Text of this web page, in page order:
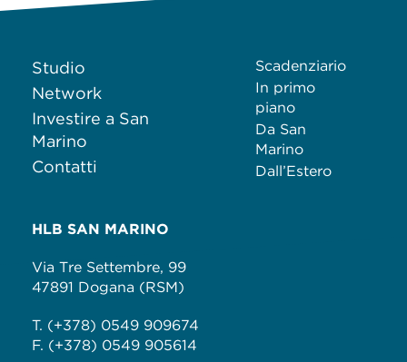
Studio
Network
Investire a San
Marino
Contatti
Scadenziario
In primo
piano
Da San
Marino
Dall’Estero
HLB SAN MARINO
Via Tre Settembre, 99
47891 Dogana (RSM)
T. (+378) 0549 909674
F. (+378) 0549 905614